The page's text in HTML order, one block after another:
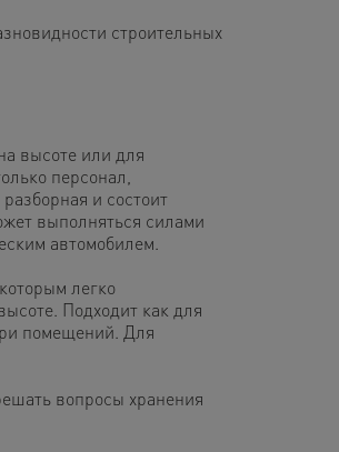
строительных
высоте или для
персонал,
и состоит
выполняться силами
автомобилем.
легко
Подходит как для
помещений. Для
вопросы хранения